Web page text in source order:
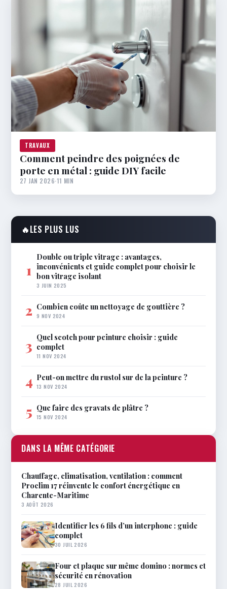
TRAVAUX
Comment peindre des poignées de
porte en métal : guide DIY facile
27 JAN 2026·11 MIN
🔥LES PLUS LUS
1
Double ou triple vitrage : avantages,
inconvénients et guide complet pour choisir le
bon vitrage isolant
3 JUIN 2025
2 Combien coûte un nettoyage de gouttière ?
9 NOV 2024
3 Quel scotch pour peinture choisir : guide
complet
11 NOV 2024
4 Peut-on mettre du rustol sur de la peinture ?
13 NOV 2024
5 Que faire des gravats de plâtre ?
15 NOV 2024
DANS LA MÊME CATÉGORIE
Chauffage, climatisation, ventilation : comment
Proclim 17 réinvente le confort énergétique en
Charente-Maritime
3 AOÛT 2026
Identifier les 6 fils d’un interphone : guide
complet
30 JUIL 2026
Four et plaque sur même domino : normes et
sécurité en rénovation
28 JUIL 2026